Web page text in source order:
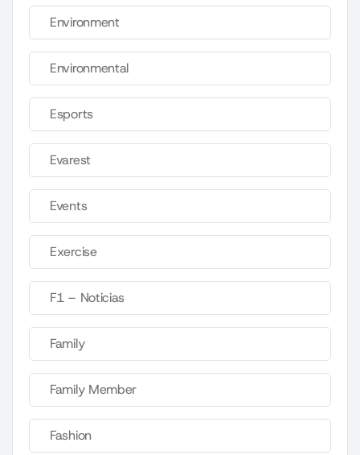
Environment
Environmental
Esports
Evarest
Events
Exercise
F1 – Noticias
Family
Family Member
Fashion